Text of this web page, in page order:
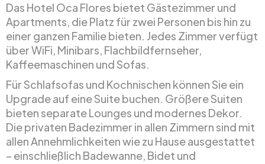
Das Hotel Oca Flores bietet Gästezimmer und
Apartments, die Platz für zwei Personen bis hin zu
einer ganzen Familie bieten. Jedes Zimmer verfügt
über WiFi, Minibars, Flachbildfernseher,
Kaffeemaschinen und Sofas.
Für Schlafsofas und Kochnischen können Sie ein
Upgrade auf eine Suite buchen. Größere Suiten
bieten separate Lounges und modernes Dekor.
Die privaten Badezimmer in allen Zimmern sind mit
allen Annehmlichkeiten wie zu Hause ausgestattet
– einschließlich Badewanne, Bidet und